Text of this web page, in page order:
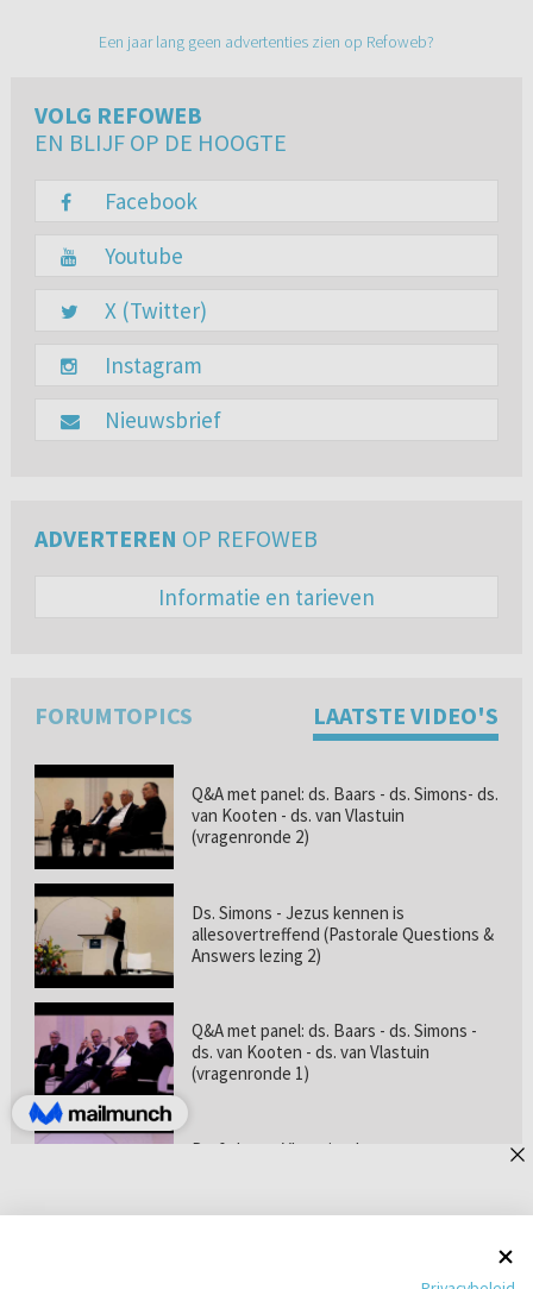
Een jaar lang geen advertenties zien op Refoweb?
VOLG REFOWEB
EN BLIJF OP DE HOOGTE
Facebook
Youtube
X (Twitter)
Instagram
Nieuwsbrief
ADVERTEREN OP REFOWEB
Informatie en tarieven
FORUMTOPICS LAATSTE VIDEO'S
Q&A met panel: ds. Baars - ds. Simons- ds.
van Kooten - ds. van Vlastuin
(vragenronde 2)
Ds. Simons - Jezus kennen is
allesovertreffend (Pastorale Questions &
Answers lezing 2)
Q&A met panel: ds. Baars - ds. Simons -
ds. van Kooten - ds. van Vlastuin
(vragenronde 1)
Prof. dr. van Vlastuin - Is